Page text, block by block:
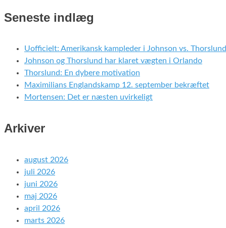
Seneste indlæg
Uofficielt: Amerikansk kampleder i Johnson vs. Thorslund
Johnson og Thorslund har klaret vægten i Orlando
Thorslund: En dybere motivation
Maximilians Englandskamp 12. september bekræftet
Mortensen: Det er næsten uvirkeligt
Arkiver
august 2026
juli 2026
juni 2026
maj 2026
april 2026
marts 2026